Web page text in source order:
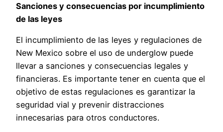
Sanciones y consecuencias por incumplimiento
de las leyes
El incumplimiento de las leyes y regulaciones de
New Mexico sobre el uso de underglow puede
llevar a sanciones y consecuencias legales y
financieras. Es importante tener en cuenta que el
objetivo de estas regulaciones es garantizar la
seguridad vial y prevenir distracciones
innecesarias para otros conductores.